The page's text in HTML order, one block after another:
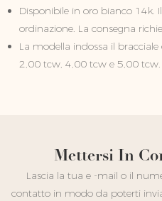
Disponibile in oro bianco 14k.
ordinazione. La consegna
La modella indossa il
2,00 tcw, 4,00 tcw e 5,00 tcw.
Mettersi In
Lascia la tua e -mail o il
contatto in modo da poterti